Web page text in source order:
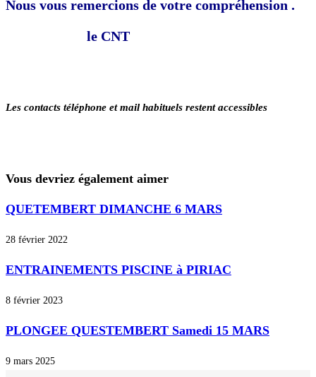
Nous vous remercions de votre compréhension .
le CNT
Les contacts téléphone et mail habituels restent accessibles
Vous devriez également aimer
QUETEMBERT DIMANCHE 6 MARS
28 février 2022
ENTRAINEMENTS PISCINE à PIRIAC
8 février 2023
PLONGEE QUESTEMBERT Samedi 15 MARS
9 mars 2025